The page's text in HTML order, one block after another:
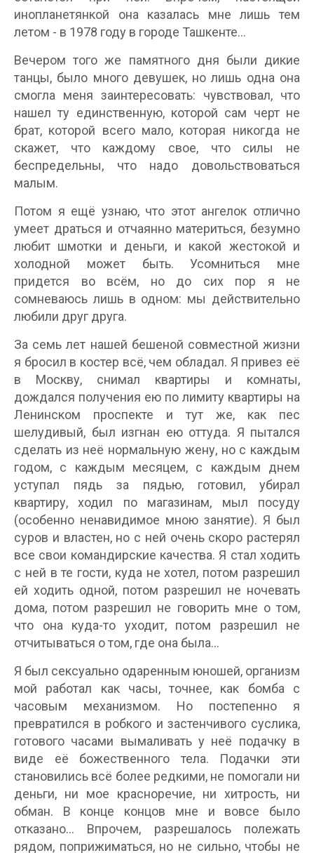
инопланетянкой она казалась мне лишь тем
летом - в 1978 году в городе Ташкенте...
Вечером того же памятного дня были дикие
танцы, было много девушек, но лишь одна она
смогла меня заинтересовать: чувствовал, что
нашел ту единственную, которой сам черт не
брат, которой всего мало, которая никогда не
скажет, что каждому свое, что силы не
беспредельны, что надо довольствоваться
малым.
Потом я ещё узнаю, что этот ангелок отлично
умеет драться и отчаянно материться, безумно
любит шмотки и деньги, и какой жестокой и
холодной может быть. Усомниться мне
придется во всём, но до сих пор я не
сомневаюсь лишь в одном: мы действительно
любили друг друга.
За семь лет нашей бешеной совместной жизни
я бросил в костер всё, чем обладал. Я привез её
в Москву, снимал квартиры и комнаты,
дождался получения ею по лимиту квартиры на
Ленинском проспекте и тут же, как пес
шелудивый, был изгнан ею оттуда. Я пытался
сделать из неё нормальную жену, но с каждым
годом, с каждым месяцем, с каждым днем
уступал пядь за пядью, готовил, убирал
квартиру, ходил по магазинам, мыл посуду
(особенно ненавидимое мною занятие). Я был
суров и властен, но с ней очень скоро растерял
все свои командирские качества. Я стал ходить
с ней в те гости, куда не хотел, потом разрешил
ей ходить одной, потом разрешил не ночевать
дома, потом разрешил не говорить мне о том,
что она куда-то уходит, потом разрешил не
отчитываться о том, где она была...
Я был сексуально одаренным юношей, организм
мой работал как часы, точнее, как бомба с
часовым механизмом. Но постепенно я
превратился в робкого и застенчивого суслика,
готового часами вымаливать у неё подачку в
виде её божественного тела. Подачки эти
становились всё более редкими, не помогали ни
деньги, ни мое красноречие, ни хитрость, ни
обман. В конце концов мне и вовсе было
отказано... Впрочем, разрешалось полежать
рядом, поприжиматься, но не сильно, чтобы не